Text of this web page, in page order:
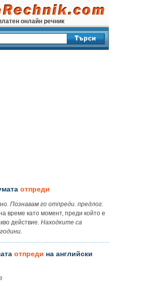
онлайн речник
отпреди
Познавам го отпреди. предлог.
време като момент, преди който е
действие. Находките са
отпреди на английски